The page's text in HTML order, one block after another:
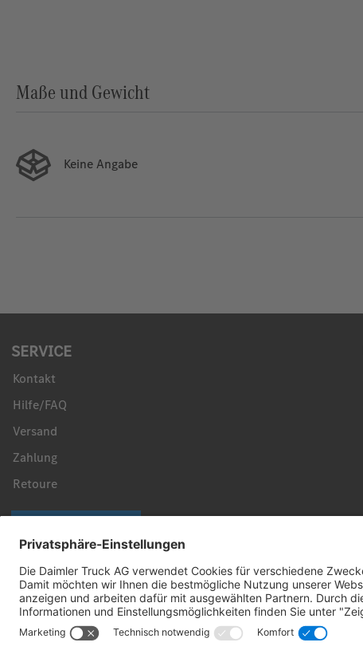
Maße und Gewicht
Keine Angabe
SERVICE
Kontakt
Hilfe/FAQ
Versand
Zahlung
Retoure
Sicher bezahlen mit